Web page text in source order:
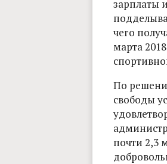
зарплаты
чего
марта
По
свободы
почти 2,3